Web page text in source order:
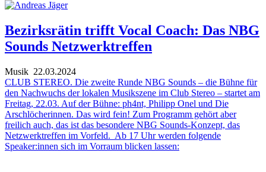
Bezirksrätin trifft Vocal Coach: Das NBG
Sounds Netzwerktreffen
Musik 22.03.2024
CLUB STEREO. Die zweite Runde NBG Sounds – die Bühne für
den Nachwuchs der lokalen Musikszene im Club Stereo – startet am
Freitag, 22.03. Auf der Bühne: ph4nt, Philipp Onel und Die
Arschlöcherinnen. Das wird fein! Zum Programm gehört aber
freilich auch, das ist das besondere NBG Sounds-Konzept, das
Netzwerktreffen im Vorfeld. Ab 17 Uhr werden folgende
Speaker:innen sich im Vorraum blicken lassen: